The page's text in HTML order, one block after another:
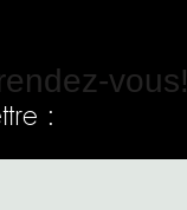
vous!
: